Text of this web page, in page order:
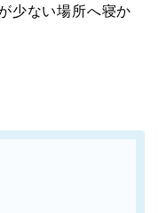
少ない場所へ寝か